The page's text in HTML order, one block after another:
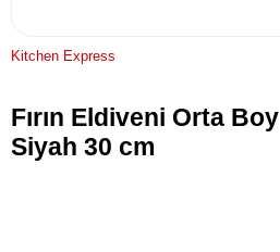
Kitchen Express
Fırın Eldiveni Orta Boy
Siyah 30 cm